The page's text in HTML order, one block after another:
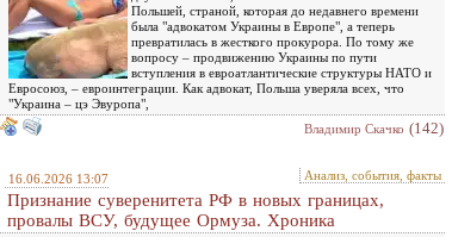
Польшей, страной, которая до недавнего времени
была "адвокатом Украины в Европе", а теперь
превратилась в жесткого прокурора. По тому же
вопросу – продвижению Украины по пути
вступления в евроатлантические структуры НАТО и
Евросоюз, – евроинтеграции. Как адвокат, Польша уверяла всех, что
"Украина – цэ Эвуропа",
Владимир Скачко (142)
16.06.2026 13:07 Анализ, события, факты
Признание суверенитета РФ в новых границах,
провалы ВСУ, будущее Ормуза. Хроника